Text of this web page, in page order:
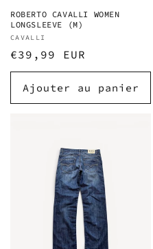
ROBERTO CAVALLI WOMEN
LONGSLEEVE (M)
Fournisseur :
CAVALLI
Prix
habituel
€39,99 EUR
Ajouter au panier